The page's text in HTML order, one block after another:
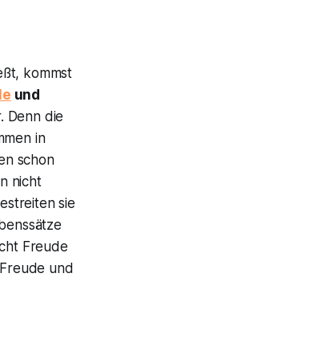
kommst
und
Denn die
in
schon
nicht
sie
Freude
und